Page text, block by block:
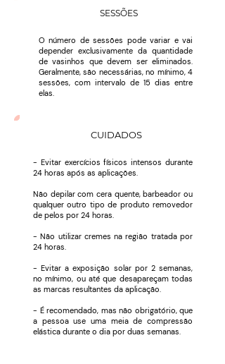
SESSÕES
O número de sessões pode variar e vai
depender exclusivamente da quantidade
de vasinhos que devem ser eliminados.
Geralmente, são necessárias, no mínimo, 4
sessões, com intervalo de 15 dias entre
elas.
CUIDADOS
- Evitar exercícios físicos intensos durante
24 horas após as aplicações.
Não depilar com cera quente, barbeador ou
qualquer outro tipo de produto removedor
de pelos por 24 horas.
- Não utilizar cremes na região tratada por
24 horas.
- Evitar a exposição solar por 2 semanas,
no mínimo, ou até que desapareçam todas
as marcas resultantes da aplicação.
- É recomendado, mas não obrigatório, que
a pessoa use uma meia de compressão
elástica durante o dia por duas semanas.